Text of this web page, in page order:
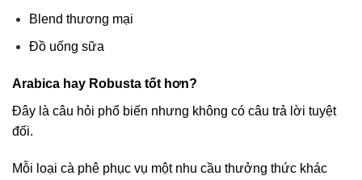
Blend thương mại
Đồ uống sữa
Arabica hay Robusta tốt hơn?
Đây là câu hỏi phổ biến nhưng không có câu trả lời tuyệt
đối.
Mỗi loại cà phê phục vụ một nhu cầu thưởng thức khác